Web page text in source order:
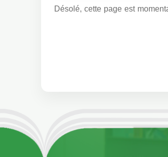
Désolé, cette page est